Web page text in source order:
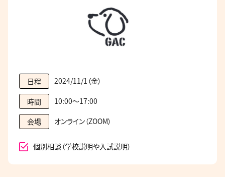
日程 2024/11/1（金）
時間 10:00～17:00
会場 オンライン（ZOOM）
個別相談（学校説明や入試説明）